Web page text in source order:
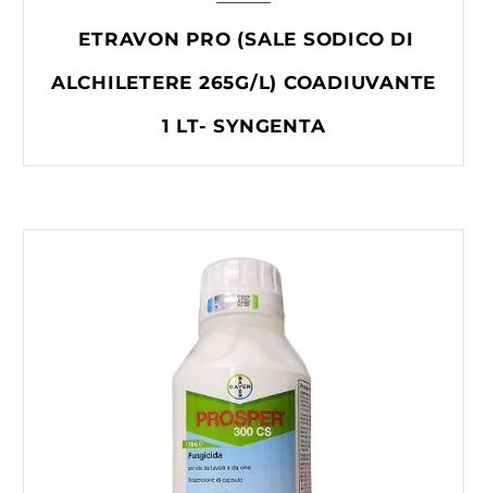
ETRAVON PRO (SALE SODICO DI
ALCHILETERE 265G/L) COADIUVANTE
1 LT- SYNGENTA